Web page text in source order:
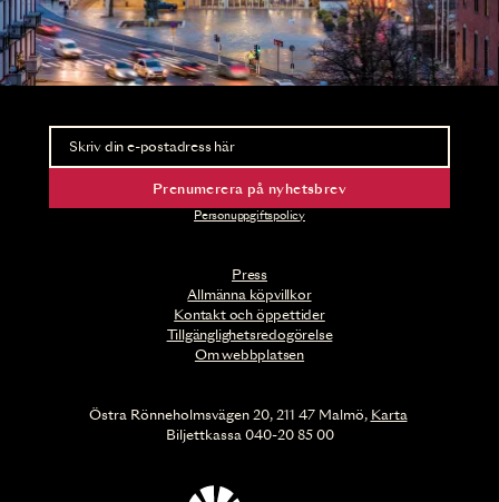
Press
Allmänna köpvillkor
Kontakt och öppettider
Tillgänglighetsredogörelse
Om webbplatsen
Nyhetsbrev
Ta del av förhandsinformation och biljettsläpp.
Prenumerera på nyhetsbrev
Personuppgiftspolicy
Östra Rönneholmsvägen 20, 211 47 Malmö, Karta
Biljettkassa 040-20 85 00